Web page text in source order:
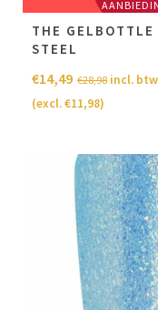
THE GELBOTTLE
STEEL
€28,98
€14,49
incl. btw
(excl.€11,98)